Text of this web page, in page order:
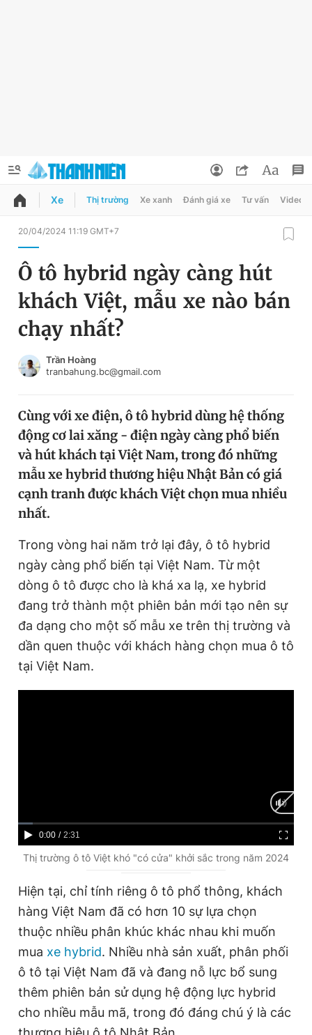
QUẢNG CÁO
Chuyên mục
Chuyên mục khác
Chào ngày mới
Video Magazine
Sản phẩm khác
Thông tin tòa soạn Liên hệ quảng cáo
Đọc Thanh Niên trên điện thoại
Tòa soạn
Phó tổng biên tập thường trực: Hải Thành
Phó tổng biên tập: Lâm Hiếu Dũng
Phó tổng biên tập: Trần Việt Hưng
Tổng thư ký tòa soạn: Đức Trung
Giấy phép xuất bản số 110/GP - BTTTT cấp ngày 24.3.2020
© 2003-2026 Bản quyền thuộc về Báo Thanh Niên. Cấm sao
chép dưới mọi hình thức nếu không có sự chấp thuận bằng văn
bản. Phát triển bởi ePi Technologies, JSC.
Đổi mật khẩu
Tin đã lưu
Tin đã xem
Xe Thị trường Xe xanh Đánh giá xe Tư vấn Video
20/04/2024 11:19 GMT+7
Ô tô hybrid ngày càng hút
khách Việt, mẫu xe nào bán
chạy nhất?
Trần Hoàng
tranbahung.bc@gmail.com
Cùng với xe điện, ô tô hybrid dùng hệ thống
động cơ lai xăng - điện ngày càng phổ biến
và hút khách tại Việt Nam, trong đó những
mẫu xe hybrid thương hiệu Nhật Bản có giá
cạnh tranh được khách Việt chọn mua nhiều
nhất.
Trong vòng hai năm trở lại đây, ô tô hybrid
ngày càng phổ biến tại Việt Nam. Từ một
dòng ô tô được cho là khá xa lạ, xe hybrid
đang trở thành một phiên bản mới tạo nên sự
đa dạng cho một số mẫu xe trên thị trường và
dần quen thuộc với khách hàng chọn mua ô tô
tại Việt Nam.
C
u
e
n
t
0:00 / D
u
a
t
i
2:31
Thị trường ô tô Việt khó "có cửa" khởi sắc trong năm 2024
Hiện tại, chỉ tính riêng ô tô phổ thông, khách
hàng Việt Nam đã có hơn 10 sự lựa chọn
thuộc nhiều phân khúc khác nhau khi muốn
mua xe hybrid. Nhiều nhà sản xuất, phân phối
ô tô tại Việt Nam đã và đang nỗ lực bổ sung
thêm phiên bản sử dụng hệ động lực hybrid
cho nhiều mẫu mã, trong đó đáng chú ý là các